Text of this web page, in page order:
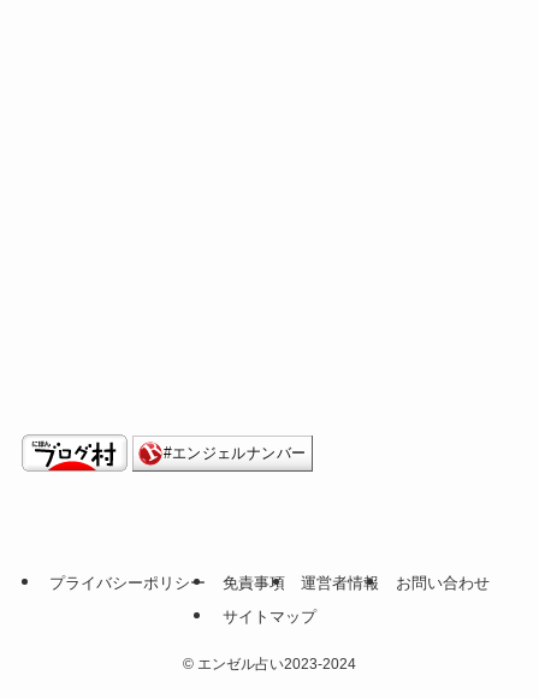
プライバシーポリシー 免責事項 運営者情報
お問い合わせ
サイトマップ
© エンゼル占い2023-2024